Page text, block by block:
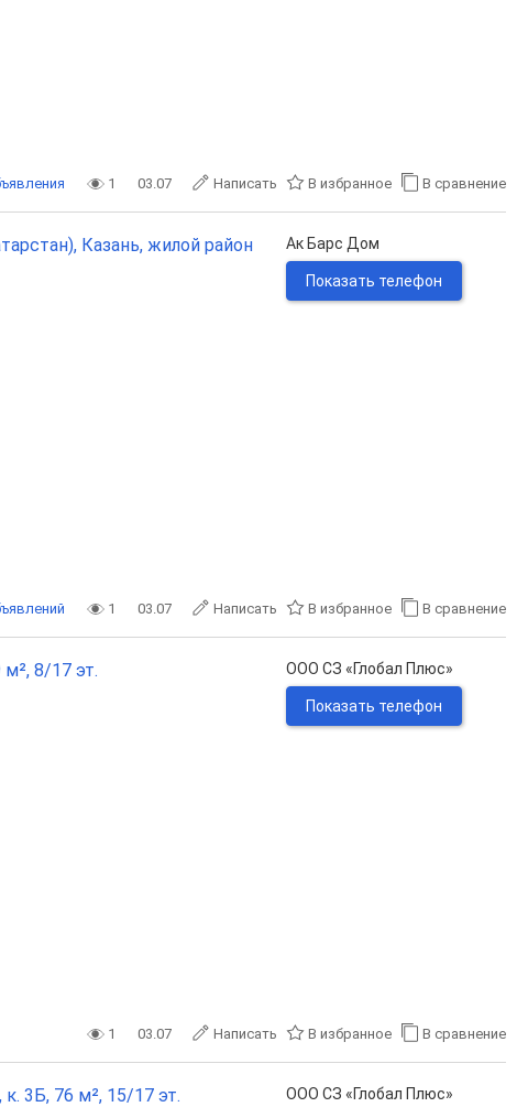
1 03.07 Написать В избранное В сравнение
Казань, жилой район
Ак Барс Дом
Показать телефон
1 03.07 Написать В избранное В сравнение
8/17 эт. ООО СЗ «Глобал Плюс»
Показать телефон
1 03.07 Написать В избранное В сравнение
3Б, 76 м², 15/17 эт. ООО СЗ «Глобал Плюс»